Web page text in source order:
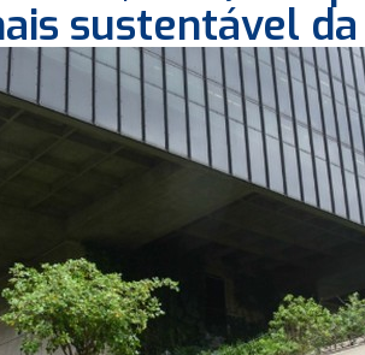
sustentável